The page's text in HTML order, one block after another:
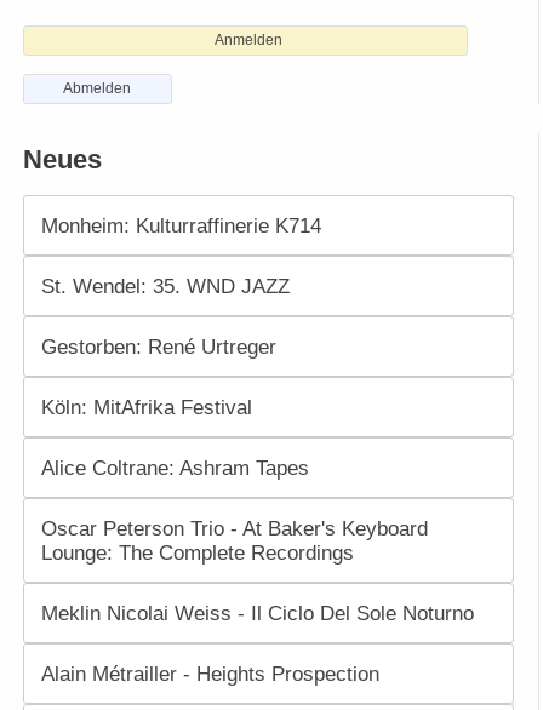
Anmelden
Abmelden
Neues
Monheim: Kulturraffinerie K714
St. Wendel: 35. WND JAZZ
Gestorben: René Urtreger
Köln: MitAfrika Festival
Alice Coltrane: Ashram Tapes
Oscar Peterson Trio - At Baker's Keyboard
Lounge: The Complete Recordings
Meklin Nicolai Weiss - Il Ciclo Del Sole Noturno
Alain Métrailler - Heights Prospection